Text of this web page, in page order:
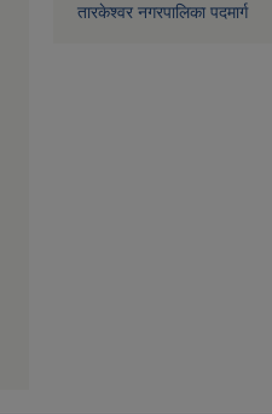
तारकेश्वर नगरपालिका पदमार्ग